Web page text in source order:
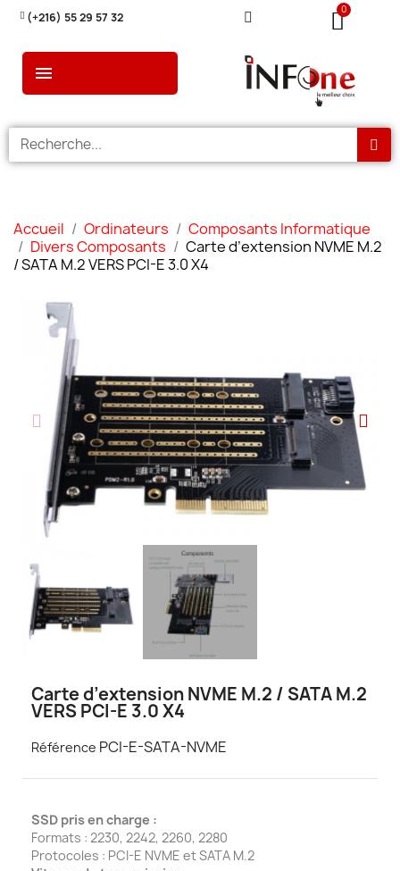
(+216) 55 29 57 32
Accueil Ordinateurs
Composants Informatique
Divers Composants
Carte d’extension NVME M.2
/ SATA M.2 VERS PCI-E 3.0 X4
Carte d’extension NVME M.2 / SATA M.2
VERS PCI-E 3.0 X4
Référence PCI-E-SATA-NVME
SSD pris en charge :
Formats : 2230, 2242, 2260, 2280
Protocoles : PCI-E NVME et SATA M.2